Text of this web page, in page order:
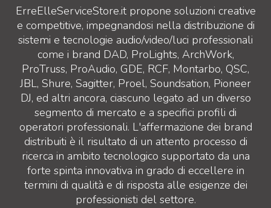
ErreElleServiceStore.it propone soluzioni creative
e competitive, impegnandosi nella distribuzione di
sistemi e tecnologie audio/video/luci professionali
come i brand DAD, ProLights, ArchWork,
ProTruss, ProAudio, GDE, RCF, Montarbo, QSC,
JBL, Shure, Sagitter, Proel, Soundsation, Pioneer
DJ, ed altri ancora, ciascuno legato ad un diverso
segmento di mercato e a specifici profili di
operatori professionali. L'affermazione dei brand
distribuiti è il risultato di un attento processo di
ricerca in ambito tecnologico supportato da una
forte spinta innovativa in grado di eccellere in
termini di qualità e di risposta alle esigenze dei
professionisti del settore.